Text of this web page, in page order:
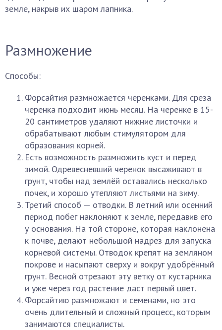
земле, накрыв их шаром лапника.
Размножение
Способы:
Форсайтия размножается черенками. Для среза
черенка подходит июнь месяц. На черенке в 15-
20 сантиметров удаляют нижние листочки и
обрабатывают любым стимулятором для
образования корней.
Есть возможность размножить куст и перед
зимой. Одревесневший черенок высаживают в
грунт, чтобы над землёй оставались несколько
почек, и хорошо утепляют листьями на зиму.
Третий способ — отводки. В летний или осенний
период побег наклоняют к земле, передавив его
у основания. На той стороне, которая наклонена
к почве, делают небольшой надрез для запуска
корневой системы. Отводок крепят на земляном
покрове и насыпают сверху и вокруг удобрённый
грунт. Весной отрезают эту ветку от кустарника
и уже через год растение даст первый цвет.
Форсайтию размножают и семенами, но это
очень длительный и сложный процесс, которым
занимаются специалисты.